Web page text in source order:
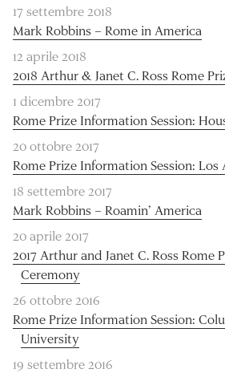
17 settembre 2018
Mark Robbins – Rome in America
12 aprile 2018
2018 Arthur & Janet C. Ross Rome
1 dicembre 2017
Rome Prize Information Session:
20 ottobre 2017
Rome Prize Information Session: Los
18 settembre 2017
Mark Robbins – Roamin’ America
20 aprile 2017
2017 Arthur and Janet C. Ross Rome
Ceremony
26 ottobre 2016
Rome Prize Information Session:
University
19 settembre 2016